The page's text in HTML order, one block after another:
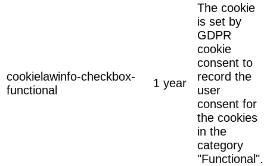
cookielawinfo-checkbox-
functional
1 year
The cookie
is set by
GDPR
cookie
consent to
record the
user
consent for
the cookies
in the
category
"Functional".